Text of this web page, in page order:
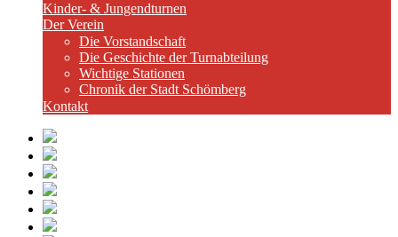
Kinder- & Jungendturnen
Der Verein
Die Vorstandschaft
Die Geschichte der Turnabteilung
Wichtige Stationen
Chronik der Stadt Schömberg
Kontakt